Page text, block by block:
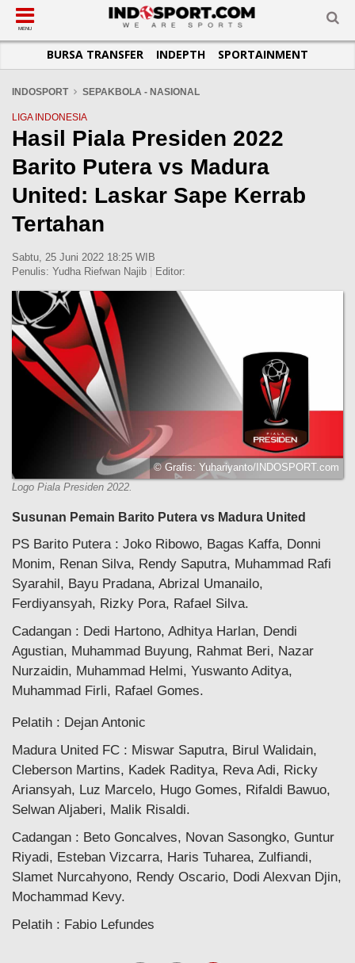
SUB-MENU
SEPAKBOLA
LIGA INGGRIS
LIGA ITALIA
LIGA SPANYOL
LIGA CHAMPIONS
LIGA PRANCIS
LIGA EUROPA
SUB-MENU
SPORTAINMENT
SUB-MENU
OTOMOTIF
OTOMANIA
SUB-MENU
BASKET
FUTSAL
OLIMPIK
E-SPORT
SUB-MENU
JADWAL
SUB-MENU
TOPIK HARI INI
INFOGRAFIS
GALERI FOTO
TEMPAT OLAHRAGA
PASUKAN SEHAT
MENU
BURSA TRANSFER INDEPTH SPORTAINMENT
INDOSPORT SEPAKBOLA - NASIONAL
LIGA INDONESIA
Hasil Piala Presiden 2022
Barito Putera vs Madura
United: Laskar Sape Kerrab
Tertahan
Sabtu, 25 Juni 2022 18:25 WIB
Penulis: Yudha Riefwan Najib Editor:
© Grafis: Yuhariyanto/INDOSPORT.com
Logo Piala Presiden 2022.
Susunan Pemain Barito Putera vs Madura United
PS Barito Putera : Joko Ribowo, Bagas Kaffa, Donni
Monim, Renan Silva, Rendy Saputra, Muhammad Rafi
Syarahil, Bayu Pradana, Abrizal Umanailo,
Ferdiyansyah, Rizky Pora, Rafael Silva.
Cadangan : Dedi Hartono, Adhitya Harlan, Dendi
Agustian, Muhammad Buyung, Rahmat Beri, Nazar
Nurzaidin, Muhammad Helmi, Yuswanto Aditya,
Muhammad Firli, Rafael Gomes.
Pelatih : Dejan Antonic
Madura United FC : Miswar Saputra, Birul Walidain,
Cleberson Martins, Kadek Raditya, Reva Adi, Ricky
Ariansyah, Luz Marcelo, Hugo Gomes, Rifaldi Bawuo,
Selwan Aljaberi, Malik Risaldi.
Cadangan : Beto Goncalves, Novan Sasongko, Guntur
Riyadi, Esteban Vizcarra, Haris Tuharea, Zulfiandi,
Slamet Nurcahyono, Rendy Oscario, Dodi Alexvan Djin,
Mochammad Kevy.
Pelatih : Fabio Lefundes